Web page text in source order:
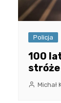
Policja
100
Michał